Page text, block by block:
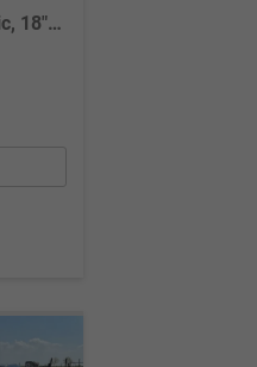
R-Line Limited 1.0 TSI 115PS, Metallic, 18" Alu, MATRIX-LED-Scheinwerfer, Adaptiver Tempomat ACC, Parksensoren, Rückfahrkamera, Keyless, Abgedunkelte Scheiben, Sicht-Paket, Radio "Ready2Discover", Wireless App-Connect, Klima, M-Lederlenkrad, Side Assist